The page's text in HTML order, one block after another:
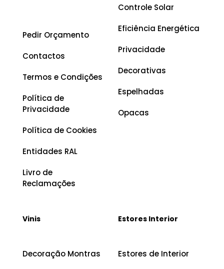
Pedir Orçamento
Contactos
Termos e Condições
Política de
Privacidade
Política de Cookies
Entidades RAL
Livro de
Reclamações
Controle Solar
Eficiência Energética
Privacidade
Decorativas
Espelhadas
Opacas
Vinis
Decoração Montras
Estores Interior
Estores de Interior